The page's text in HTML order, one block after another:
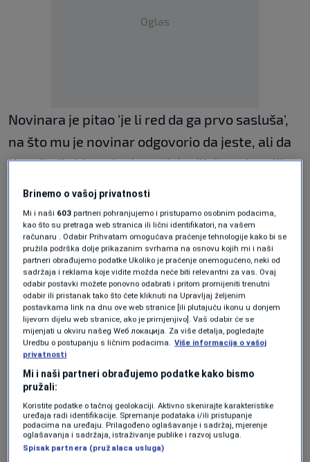
Oglas
Novinara je pitao 'je li red da ga prvo sasluša',
na što mu je novinar odgovorio da jeste, ali da
Kovač nije bio tu kada su dolazili da rade priču.
"Nije meni sada to problem nego što mi nisi
stavio sliku. Trebao si doći da slikaš, pa kada
imaš vremena da dođeš ti ili ta kolegica da mi
popu***e k***c. Ako ti je mrsko u kancelariji
možeš na terasi, ako je tebi mrsko pošalji nju. A
zvat ću ti ovog on ima veći k***c. Imam jednog
koji j**e takve kao što si ti, ako hoćeš ako si u
geju. Jesi sve snimio? Hoćeš objaviti sve?",
naveo je u telefonskom razgovoru Kovač i
pozvao ga da objavi.
Sramotne izjave načelnika poslušajte u videu.
Brinemo o vašoj privatnosti
Mi i naši 603 partneri pohranjujemo i pristupamo osobnim podacima,
kao što su pretraga web stranica ili lični identifikatori, na vašem
računaru . Odabir Prihvatam omogućava praćenje tehnologije kako bi se
pružila podrška dolje prikazanim svrhama na osnovu kojih mi i naši
partneri obrađujemo podatke Ukoliko je praćenje onemogućeno, neki od
sadržaja i reklama koje vidite možda neće biti relevantni za vas. Ovaj
odabir postavki možete ponovno odabrati i pritom promijeniti trenutni
odabir ili pristanak tako što ćete kliknuti na Upravljaj željenim
postavkama link na dnu ove web stranice [ili plutajuću ikonu u donjem
lijevom dijelu web stranice, ako je primjenjivo]. Vaš odabir će se
mijenjati u okviru našeg Wеб локација. Za više detalja, pogledajte
Uredbu o postupanju s ličnim podacima. Više informacija o vašoj
privatnosti
Mi i naši partneri obrađujemo podatke kako bismo
pružali:
Koristite podatke o tačnoj geolokaciji. Aktivno skenirajte karakteristike
uređaja radi identifikacije. Spremanje podataka i/ili pristupanje
podacima na uređaju. Prilagođeno oglašavanje i sadržaj, mjerenje
oglašavanja i sadržaja, istraživanje publike i razvoj usluga.
Spisak partnera (pružalaca usluga)